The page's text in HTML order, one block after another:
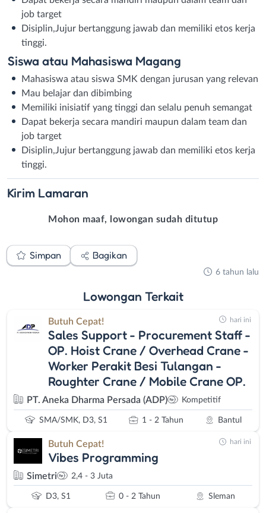
job target
Disiplin,Jujur bertanggung jawab dan memiliki etos kerja
tinggi.
Siswa atau Mahasiswa Magang
Mahasiswa atau siswa SMK dengan jurusan yang relevan
Mau belajar dan dibimbing
Memiliki inisiatif yang tinggi dan selalu penuh semangat
Dapat bekerja secara mandiri maupun dalam team dan
job target
Disiplin,Jujur bertanggung jawab dan memiliki etos kerja
tinggi.
Kirim Lamaran
Mohon maaf, lowongan sudah ditutup
Simpan Bagikan
6 tahun lalu
Lowongan Terkait
Butuh Cepat!
Sales Support - Procurement Staff -
OP. Hoist Crane / Overhead Crane -
Worker Perakit Besi Tulangan -
Roughter Crane / Mobile Crane OP.
PT. Aneka Dharma Persada (ADP) Kompetitif
SMA/SMK, D3, S1 1 - 2 Tahun Bantul
hari ini
Butuh Cepat!
Vibes Programming
Simetri 2,4 - 3 Juta
D3, S1 0 - 2 Tahun Sleman
hari ini